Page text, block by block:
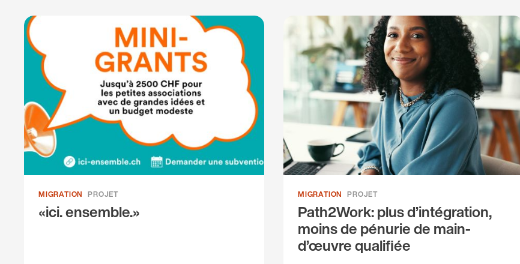
MIGRATION PROJET
«ici. ensemble.»
MIGRATION PROJET
Path2Work: plus d’intégration,
moins de pénurie de main-
d’œuvre qualifiée